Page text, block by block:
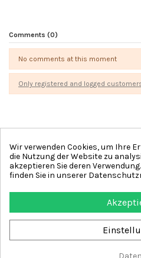
Comments (0)
No comments at this moment
Only registered and logged
Interessante Links
Wir verwenden Cookies, um Ihre
die Nutzung der Website zu
akzeptieren Sie deren
finden Sie in unserer